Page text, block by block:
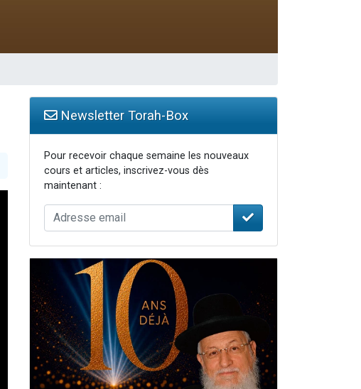
Newsletter Torah-Box
Pour recevoir chaque semaine les nouveaux
cours et articles, inscrivez-vous dès
maintenant :